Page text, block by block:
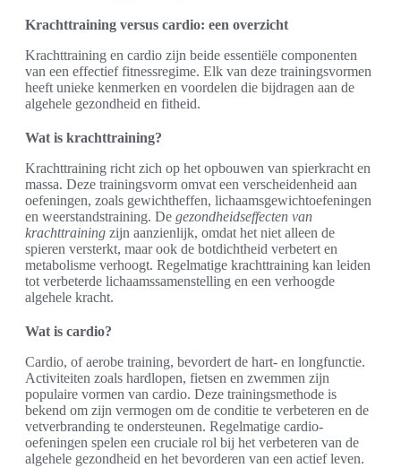
Krachttraining versus cardio: een overzicht
Krachttraining en cardio zijn beide essentiële componenten
van een effectief fitnessregime. Elk van deze trainingsvormen
heeft unieke kenmerken en voordelen die bijdragen aan de
algehele gezondheid en fitheid.
Wat is krachttraining?
Krachttraining richt zich op het opbouwen van spierkracht en
massa. Deze trainingsvorm omvat een verscheidenheid aan
oefeningen, zoals gewichtheffen, lichaamsgewichtoefeningen
en weerstandstraining. De gezondheidseffecten van
krachttraining zijn aanzienlijk, omdat het niet alleen de
spieren versterkt, maar ook de botdichtheid verbetert en
metabolisme verhoogt. Regelmatige krachttraining kan leiden
tot verbeterde lichaamssamenstelling en een verhoogde
algehele kracht.
Wat is cardio?
Cardio, of aerobe training, bevordert de hart- en longfunctie.
Activiteiten zoals hardlopen, fietsen en zwemmen zijn
populaire vormen van cardio. Deze trainingsmethode is
bekend om zijn vermogen om de conditie te verbeteren en de
vetverbranding te ondersteunen. Regelmatige cardio-
oefeningen spelen een cruciale rol bij het verbeteren van de
algehele gezondheid en het bevorderen van een actief leven.